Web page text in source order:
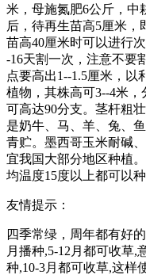
米，母施氮肥6公斤，中
后，待再生苗高5厘米
苗高40厘米时可以进行
-16天割一次，注意不要
点要高出1--1.5厘米，
植物，其株高可3--4米，
可高达90分支。茎杆粗
是奶牛、马、羊、兔、
青贮。墨西哥玉米耐碱
宜我国大部分地区种植
均温度15度以上都可以种
友情提示：
四季常绿，周年都有好
月播种,5-12月都可收草,
种,10-3月都可收草,这样